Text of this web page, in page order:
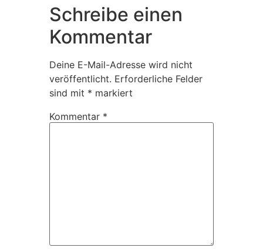
Schreibe einen
Kommentar
Deine E-Mail-Adresse wird nicht
veröffentlicht. Erforderliche Felder
sind mit * markiert
Kommentar *